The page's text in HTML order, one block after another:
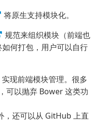
将原生支持模块化。
规范来组织模块（前端也
何打包，用户可以自行
实现前端模块管理。很多
可以抛弃 Bower 这类功
，还可以从 GitHub 上直